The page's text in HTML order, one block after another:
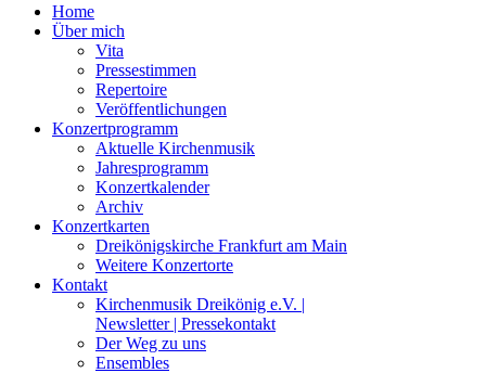
Home
Über mich
Vita
Pressestimmen
Repertoire
Veröffentlichungen
Konzertprogramm
Aktuelle Kirchenmusik
Jahresprogramm
Konzertkalender
Archiv
Konzertkarten
Dreikönigskirche Frankfurt am Main
Weitere Konzertorte
Kontakt
Kirchenmusik Dreikönig e.V. |
Newsletter | Pressekontakt
Der Weg zu uns
Ensembles